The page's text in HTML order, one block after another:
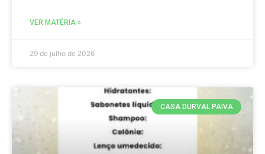
VER MATÉRIA »
29 de julho de 2026
CASA DURVAL PAIVA